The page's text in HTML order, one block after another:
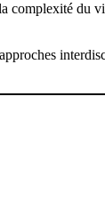
complexité du